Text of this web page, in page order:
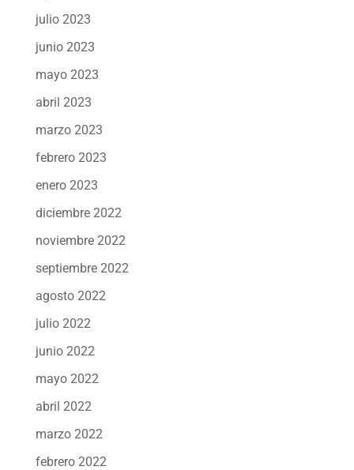
julio 2023
junio 2023
mayo 2023
abril 2023
marzo 2023
febrero 2023
enero 2023
diciembre 2022
noviembre 2022
septiembre 2022
agosto 2022
julio 2022
junio 2022
mayo 2022
abril 2022
marzo 2022
febrero 2022